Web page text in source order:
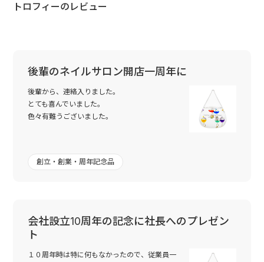
トロフィーのレビュー
後輩のネイルサロン開店一周年に
後輩から、連絡入りました。
とても喜んでいました。
色々有難うございました。
創立・創業・周年記念品
会社設立10周年の記念に社長へのプレゼン
ト
１０周年時は特に何もなかったので、従業員一